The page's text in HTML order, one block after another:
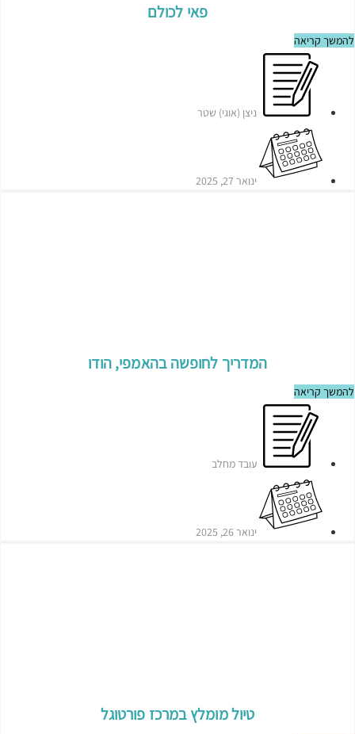
פאי לכולם
להמשך קריאה
ניצן (אוגי) שטר
ינואר 27, 2025
המדריך לחופשה בהאמפי, הודו
להמשך קריאה
עובד מחלב
ינואר 26, 2025
טיול מומלץ במרכז פורטוגל